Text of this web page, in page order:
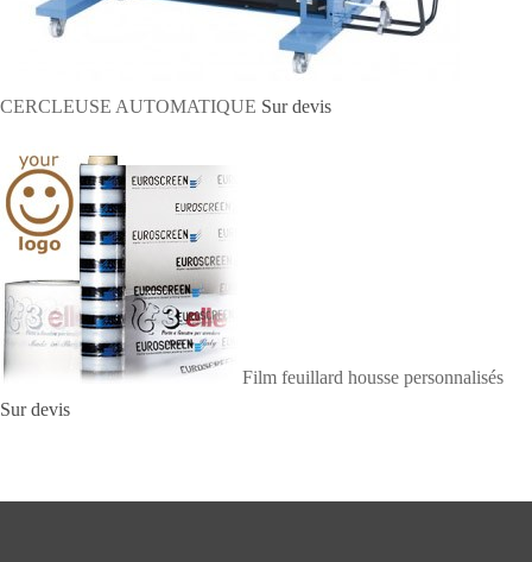
CERCLEUSE AUTOMATIQUE Sur devis
Film feuillard housse personnalisés
Sur devis